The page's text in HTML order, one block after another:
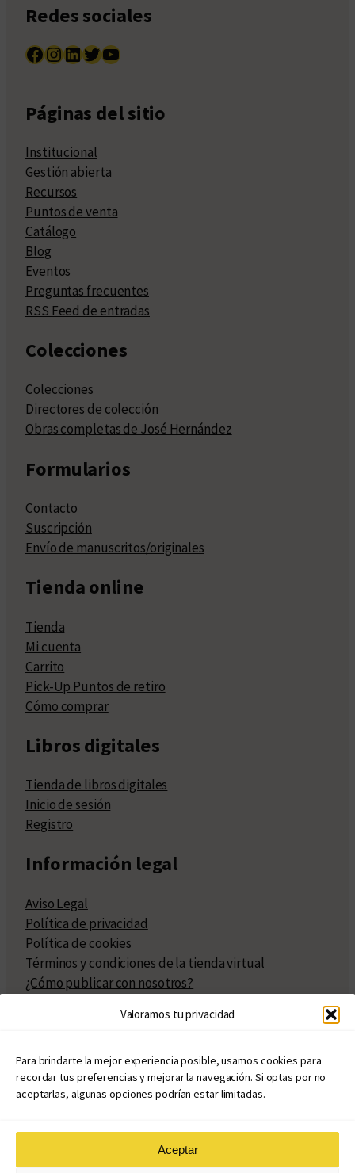
Valoramos tu privacidad
Para brindarte la mejor experiencia posible, usamos cookies para
recordar tus preferencias y mejorar la navegación. Si optas por no
aceptarlas, algunas opciones podrían estar limitadas.
Aceptar
Redes sociales
Facebook InstagramLinkedIn Twitter YouTube
Páginas del sitio
Institucional
Gestión abierta
Recursos
Puntos de venta
Catálogo
Blog
Eventos
Preguntas frecuentes
RSS Feed de entradas
Colecciones
Colecciones
Directores de colección
Obras completas de José Hernández
Formularios
Contacto
Suscripción
Envío de manuscritos/originales
Tienda online
Tienda
Mi cuenta
Carrito
Pick-Up Puntos de retiro
Cómo comprar
Libros digitales
Tienda de libros digitales
Inicio de sesión
Registro
Información legal
Aviso Legal
Política de privacidad
Política de cookies
Términos y condiciones de la tienda virtual
¿Cómo publicar con nosotros?
Políticas de publicación
Políticas de coedición
Atribuciones